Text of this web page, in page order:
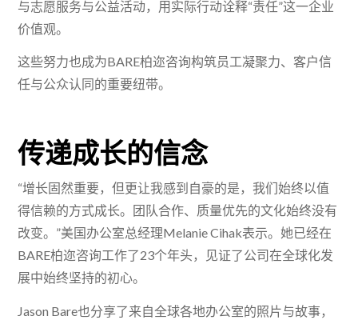
与志愿服务与公益活动，用实际行动诠释“责任”这一企业
价值观。
这些努力也成为BARE柏迩咨询构筑员工凝聚力、客户信
任与公众认同的重要纽带。
传递成长的信念
“增长固然重要，但更让我感到自豪的是，我们始终以值
得信赖的方式成长。团队合作、质量优先的文化始终没有
改变。”美国办公室总经理Melanie Cihak表示。她已经在
BARE柏迩咨询工作了23个年头，见证了公司在全球化发
展中始终坚持的初心。
Jason Bare也分享了来自全球各地办公室的照片与故事，